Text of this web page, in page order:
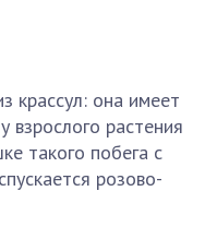
крассул: она имеет
взрослого растения
такого побега с
розово-